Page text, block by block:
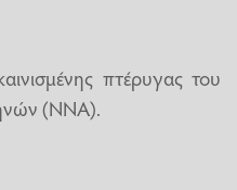
πτέρυγας του
(ΝΝΑ).